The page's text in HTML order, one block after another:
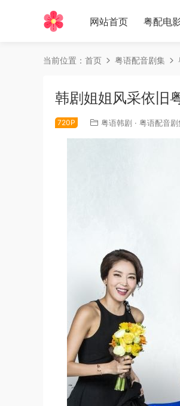
网站首页 粤配电
当前位置： 首页 粤语配音剧集
韩剧姐姐风采依旧
720P 粤语韩剧 · 粤语配音剧